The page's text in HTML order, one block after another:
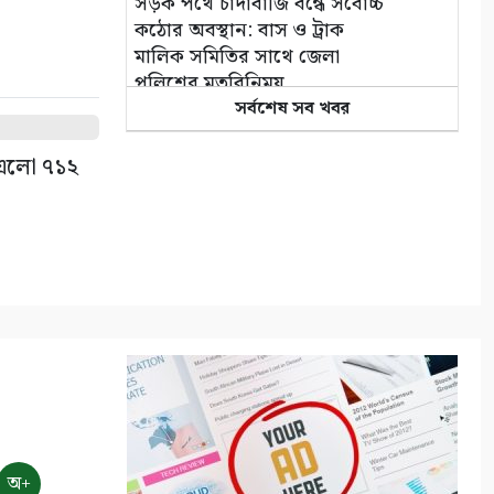
৭১২
কঠোর অবস্থান: বাস ও ট্রাক
মালিক সমিতির সাথে জেলা
পুলিশের মতবিনিময়
৬
ভোমরা বন্দর দিয়ে দুই দিনে এলো
৭১২ মেট্রিক টন কাঁচা মরিচ
৭
সর্বশেষ সব খবর
অ+